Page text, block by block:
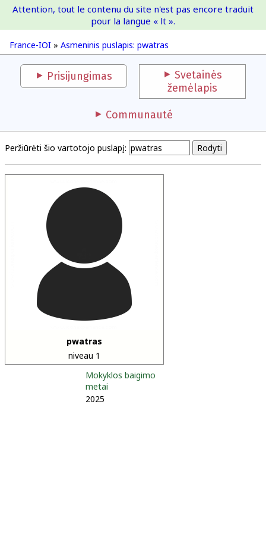
France-IOI
France-IOI » Asmeninis puslapis: pwatras
Attention, tout le contenu du site n'est pas encore traduit
pour la langue « lt ».
Prisijungimas
Svetainės
žemėlapis
Communauté
Peržiūrėti šio vartotojo puslapį:
pwatras
niveau 1
Mokyklos baigimo
metai
2025